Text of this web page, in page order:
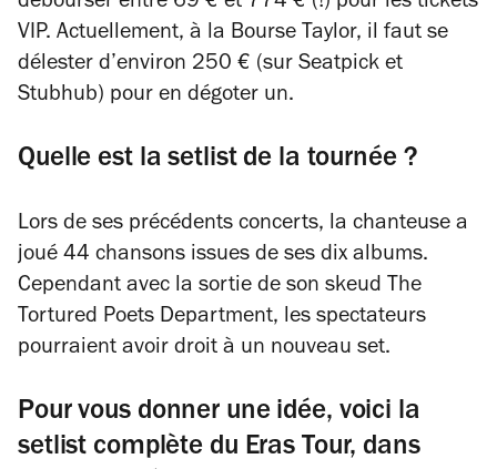
VIP. Actuellement, à la Bourse Taylor, il faut se
délester d’environ 250 € (sur Seatpick et
Stubhub) pour en dégoter un.
Quelle est la setlist de la tournée ?
Lors de ses précédents concerts, la chanteuse a
joué 44 chansons issues de ses dix albums.
Cependant avec la sortie de son skeud The
Tortured Poets Department, les spectateurs
pourraient avoir droit à un nouveau set.
Pour vous donner une idée, voici la
setlist complète du Eras Tour, dans